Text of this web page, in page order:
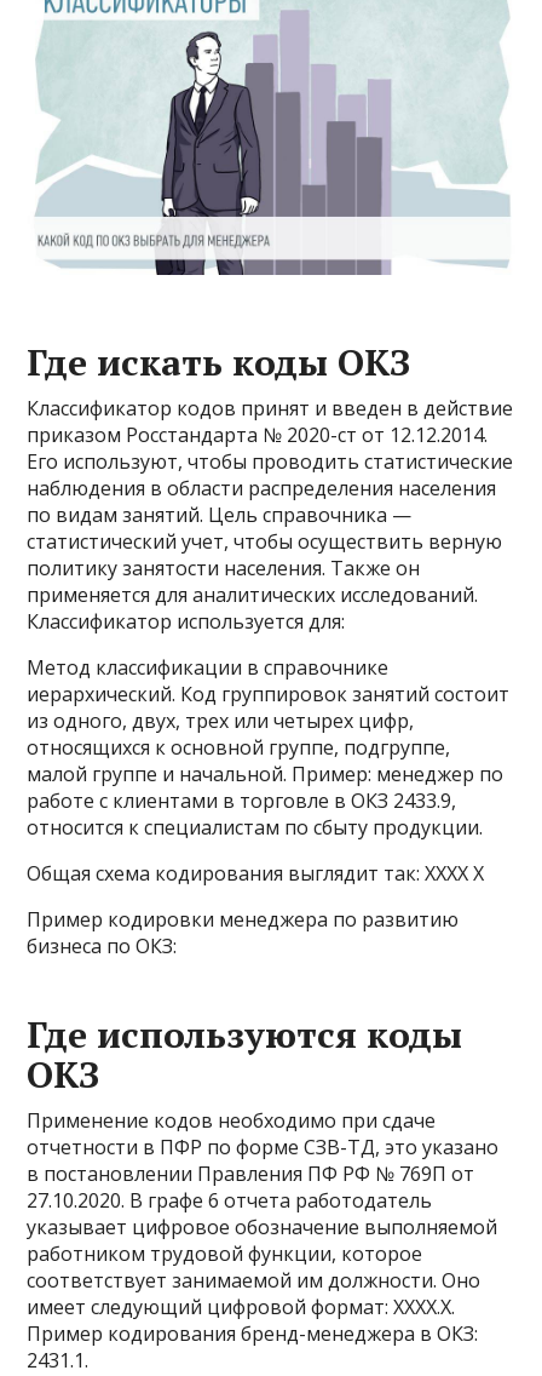
Где искать коды ОКЗ
Классификатор кодов принят и введен в действие
приказом Росстандарта № 2020-ст от 12.12.2014.
Его используют, чтобы проводить статистические
наблюдения в области распределения населения
по видам занятий. Цель справочника —
статистический учет, чтобы осуществить верную
политику занятости населения. Также он
применяется для аналитических исследований.
Классификатор используется для:
Метод классификации в справочнике
иерархический. Код группировок занятий состоит
из одного, двух, трех или четырех цифр,
относящихся к основной группе, подгруппе,
малой группе и начальной. Пример: менеджер по
работе с клиентами в торговле в ОКЗ 2433.9,
относится к специалистам по сбыту продукции.
Общая схема кодирования выглядит так: XXXX X
Пример кодировки менеджера по развитию
бизнеса по ОКЗ:
Где используются коды
ОКЗ
Применение кодов необходимо при сдаче
отчетности в ПФР по форме СЗВ-ТД, это указано
в постановлении Правления ПФ РФ № 769П от
27.10.2020. В графе 6 отчета работодатель
указывает цифровое обозначение выполняемой
работником трудовой функции, которое
соответствует занимаемой им должности. Оно
имеет следующий цифровой формат: ХХХХ.Х.
Пример кодирования бренд-менеджера в ОКЗ:
2431.1.